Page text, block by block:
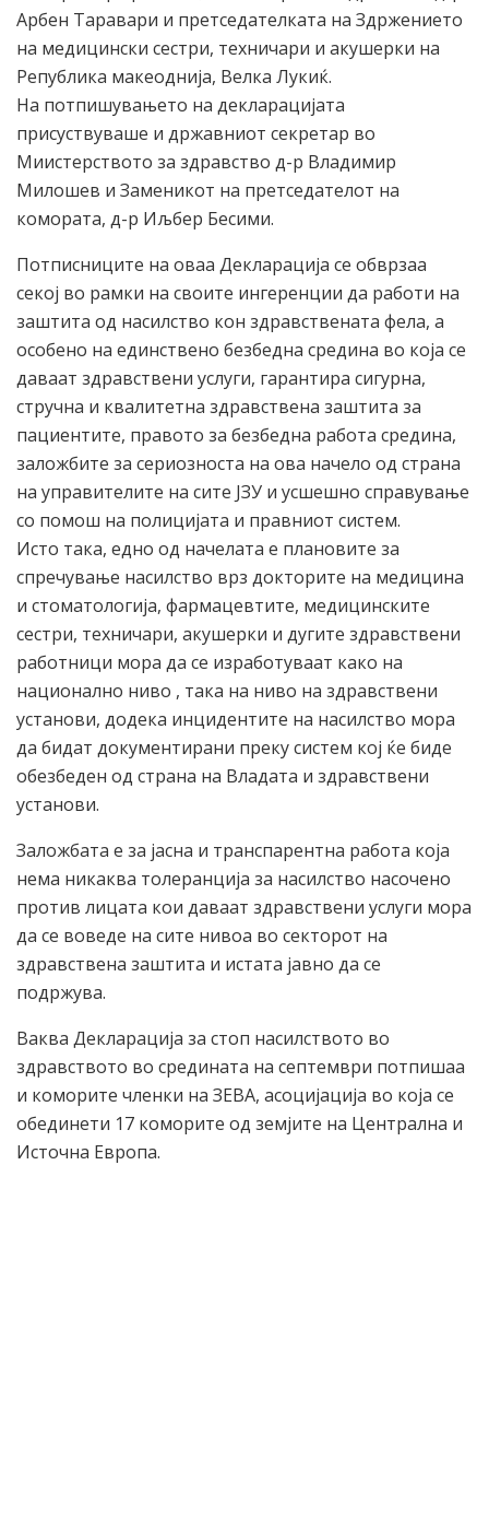
Арбен Таравари и претседателката на Здржението
на медицински сестри, техничари и акушерки на
Република макеоднија, Велка Лукиќ.
На потпишувањето на декларацијата
присуствуваше и државниот секретар во
Миистерството за здравство д-р Владимир
Милошев и Заменикот на претседателот на
комората, д-р Иљбер Бесими.
Потписниците на оваа Декларација се обврзаа
секој во рамки на своите ингеренции да работи на
заштита од насилство кон здравствената фела, а
особено на единствено безбедна средина во која се
даваат здравствени услуги, гарантира сигурна,
стручна и квалитетна здравствена заштита за
пациентите, правото за безбедна работа средина,
заложбите за сериозноста на ова начело од страна
на управителите на сите ЈЗУ и усшешно справување
со помош на полицијата и правниот систем.
Исто така, едно од начелата е плановите за
спречување насилство врз докторите на медицина
и стоматологија, фармацевтите, медицинските
сестри, техничари, акушерки и дугите здравствени
работници мора да се изработуваат како на
национално ниво , така на ниво на здравствени
установи, додека инцидентите на насилство мора
да бидат документирани преку систем кој ќе биде
обезбеден од страна на Владата и здравствени
установи.
Заложбата е за јасна и транспарентна работа која
нема никаква толеранција за насилство насочено
против лицата кои даваат здравствени услуги мора
да се воведе на сите нивоа во секторот на
здравствена заштита и истата јавно да се
подржува.
Ваква Декларација за стоп насилството во
здравството во средината на септември потпишаа
и коморите членки на ЗЕВА, асоцијација во која се
обединети 17 коморите од земјите на Централна и
Источна Европа.